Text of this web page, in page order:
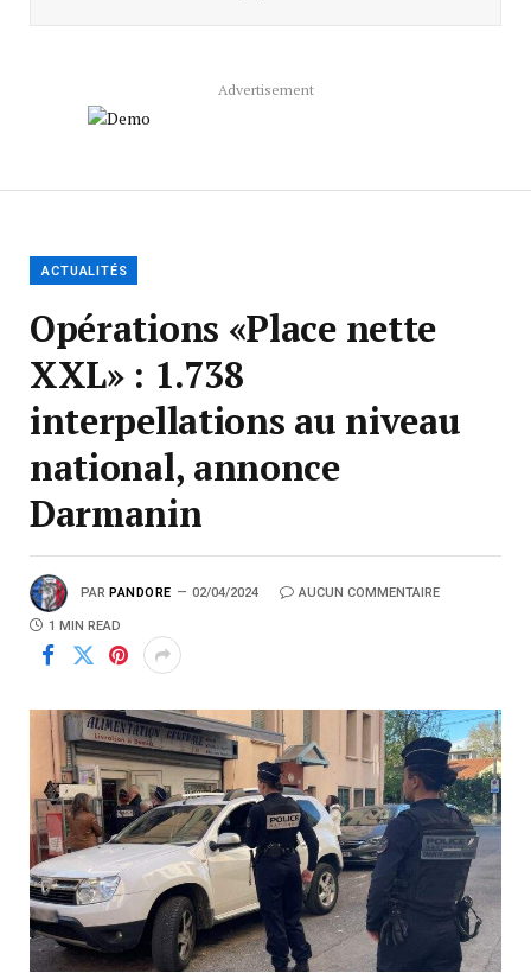
Advertisement
ACTUALITÉS
Opérations «Place nette
XXL» : 1.738
interpellations au niveau
national, annonce
Darmanin
PAR PANDORE 02/04/2024 AUCUN COMMENTAIRE
1 MIN READ